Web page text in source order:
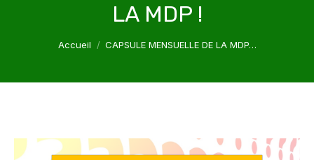
LA MDP !
Vous êtes ici :
Accueil CAPSULE MENSUELLE DE LA MDP…